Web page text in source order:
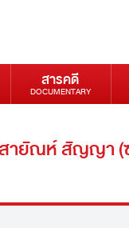
สารคดี
DOCUMENTARY
ายัณห์ สัญญา (